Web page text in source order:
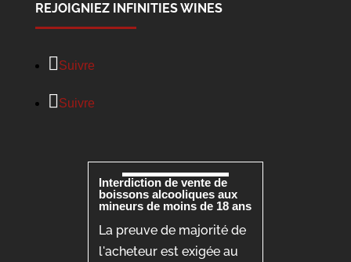
REJOIGNIEZ INFINITIES WINES
Suivre
Suivre
Interdiction de vente de
boissons alcooliques aux
mineurs de moins de 18 ans
La preuve de majorité de
l'acheteur est exigée au